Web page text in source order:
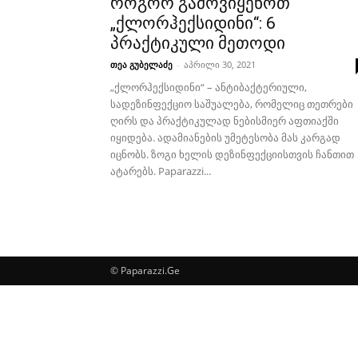
„ქლორჰექსიდინი“: 6
პრაქტიკული მეთოდი
თეა გუბელაძე - აპრილი 30, 2021
„ქლორჰექსიდინი“ – ანტიბაქტერიული,
სადეზინფექციო საშუალება, რომელიც თეთრები
ღირს და პრაქტიკულად ნებისმიერ აფთიაქში
იყიდება. ადამიანების უმეტესობა მას კარგად
იცნობს. ზოგი ხელის დეზინფექციისთვის ჩანთით
ატარებს. Paparazzi...
© Paparazzi.Ge